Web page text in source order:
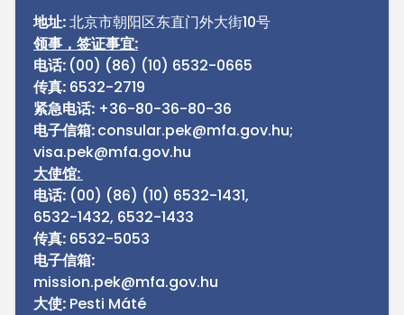
地址:北京市朝阳区东直门外大街10号
领事，签证事宜:
电话: (00) (86) (10) 6532-0665
传真: 6532-2719
紧急电话: +36-80-36-80-36
电子信箱:consular.pek@mfa.gov.hu;
visa.pek@mfa.gov.hu
大使馆:
电话: (00) (86) (10) 6532-1431,
6532-1432, 6532-1433
传真: 6532-5053
电子信箱:
mission.pek@mfa.gov.hu
大使: Pesti Máté